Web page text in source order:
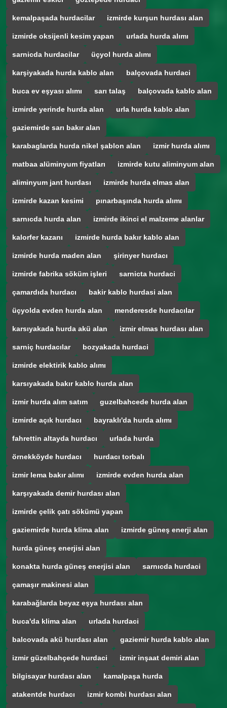
kemalpaşada hurdacilar izmirde kurşun hurdası alan
izmirde oksijenli kesim yapan urlada hurda alımı
sarnicda hurdacilar üçyol hurda alımı
karşiyakada hurda kablo alan balçovada hurdaci
buca ev eşyası alımı sarı talaş balçovada kablo alan
izmirde yerinde hurda alan urla hurda kablo alan
gaziemirde sarı bakır alan
karabaglarda hurda nikel şablon alan izmir hurda alımı
matbaa alüminyum fiyatları izmirde kutu aliminyum alan
aliminyum jant hurdası izmirde hurda elmas alan
izmirde kazan kesimi pınarbaşında hurda alımı
sarnıcda hurda alan izmirde ikinci el malzeme alanlar
kalorfer kazanı izmirde hurda bakır kablo alan
izmirde hurda maden alan şirinyer hurdacı
izmirde fabrika söküm işleri sarnicta hurdaci
çamardıda hurdacı bakir kablo hurdasi alan
üçyolda evden hurda alan menderesde hurdacılar
karsıyakada hurda akü alan izmir elmas hurdası alan
sarniç hurdacılar bozyakada hurdaci
izmirde elektirik kablo alımı
karsıyakada bakır kablo hurda alan
izmir hurda alım satım guzelbahcede hurda alan
izmirde açık hurdacı bayraklı'da hurda alımı
fahrettin altayda hurdacı urlada hurda
örnekköyde hurdacı hurdacı torbalı
izmir lema bakır alımı izmirde evden hurda alan
karşıyakada demir hurdası alan
izmirde çelik çatı sökümü yapan
gaziemirde hurda klima alan izmirde güneş enerji alan
hurda güneş enerjisi alan
konakta hurda güneş enerjisi alan sarnıcda hurdaci
çamaşır makinesi alan
karabağlarda beyaz eşya hurdası alan
buca'da klima alan urlada hurdaci
balcovada akü hurdası alan gaziemir hurda kablo alan
izmir güzelbahçede hurdaci izmir inşaat demiri alan
bilgisayar hurdası alan kamalpaşa hurda
atakentde hurdacı izmir kombi hurdası alan